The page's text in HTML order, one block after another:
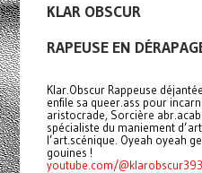
KLAR OBSCUR
RAPEUSE EN
Klar.Obscur Rappeuse
enfile sa queer.ass pour
aristocrade, Sorcière
spécialiste du maniement
l’art.scénique. Oyeah oyeah
gouines !
youtube.com/@klarobscur393